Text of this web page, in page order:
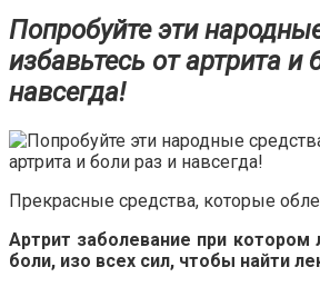
Попробуйте эти
избавьтесь от артрита и
навсегда!
Прекрасные средства, которые
Артрит заболевание при котором
боли, изо всех сил, чтобы найти